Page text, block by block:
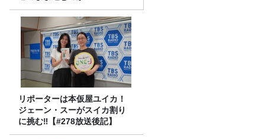
リポーターは本仮屋ユイカ！
ジェーン・スーがスイカ割り
に挑む‼【#278放送後記】